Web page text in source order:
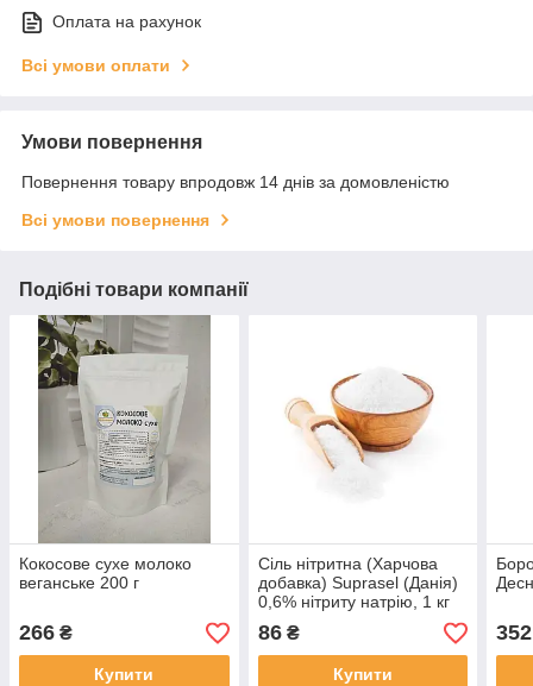
Оплата на рахунок
Всі умови оплати
Умови повернення
Повернення товару впродовж 14 днів за домовленістю
Всі умови повернення
Подібні товари компанії
Кокосове сухе молоко
веганське 200 г
266 ₴
Купити
Сіль нітритна (Харчова
добавка) Suprasel (Данія)
0,6% нітриту натрію, 1 кг
86₴
Купити
352